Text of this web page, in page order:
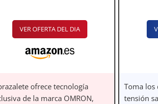
VER OFERTA DEL DIA
ofrece tecnología
de la marca OMRON,
Toma los
tensión